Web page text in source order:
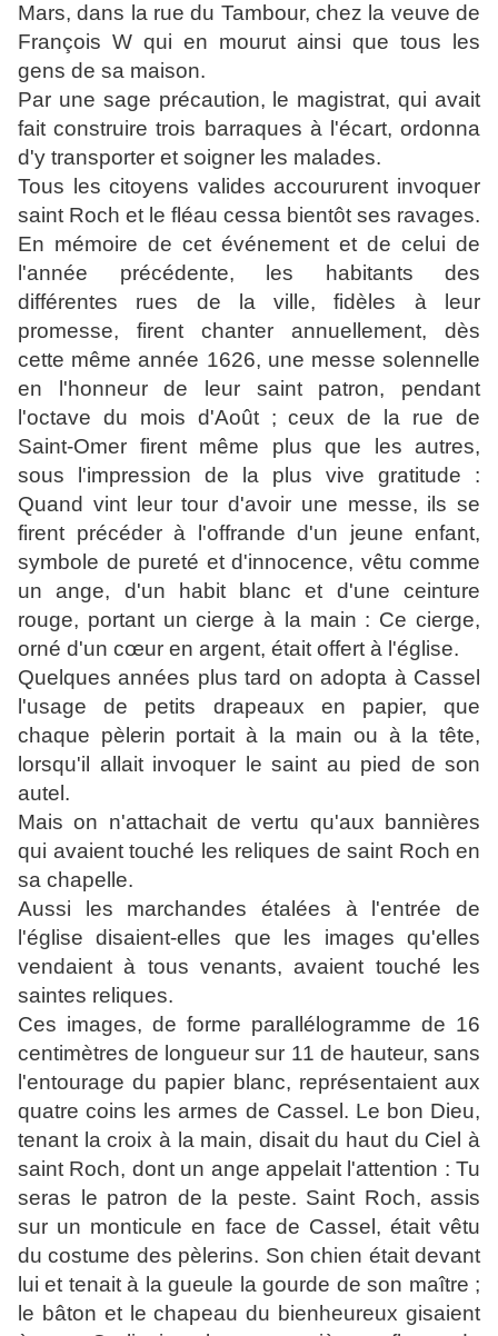
Mars, dans la rue du Tambour, chez la veuve de
François W qui en mourut ainsi que tous les
gens de sa maison.
Par une sage précaution, le magistrat, qui avait
fait construire trois barraques à l'écart, ordonna
d'y transporter et soigner les malades.
Tous les citoyens valides accoururent invoquer
saint Roch et le fléau cessa bientôt ses ravages.
En mémoire de cet événement et de celui de
l'année précédente, les habitants des
différentes rues de la ville, fidèles à leur
promesse, firent chanter annuellement, dès
cette même année 1626, une messe solennelle
en l'honneur de leur saint patron, pendant
l'octave du mois d'Août ; ceux de la rue de
Saint-Omer firent même plus que les autres,
sous l'impression de la plus vive gratitude :
Quand vint leur tour d'avoir une messe, ils se
firent précéder à l'offrande d'un jeune enfant,
symbole de pureté et d'innocence, vêtu comme
un ange, d'un habit blanc et d'une ceinture
rouge, portant un cierge à la main : Ce cierge,
orné d'un cœur en argent, était offert à l'église.
Quelques années plus tard on adopta à Cassel
l'usage de petits drapeaux en papier, que
chaque pèlerin portait à la main ou à la tête,
lorsqu'il allait invoquer le saint au pied de son
autel.
Mais on n'attachait de vertu qu'aux bannières
qui avaient touché les reliques de saint Roch en
sa chapelle.
Aussi les marchandes étalées à l'entrée de
l'église disaient-elles que les images qu'elles
vendaient à tous venants, avaient touché les
saintes reliques.
Ces images, de forme parallélogramme de 16
centimètres de longueur sur 11 de hauteur, sans
l'entourage du papier blanc, représentaient aux
quatre coins les armes de Cassel. Le bon Dieu,
tenant la croix à la main, disait du haut du Ciel à
saint Roch, dont un ange appelait l'attention : Tu
seras le patron de la peste. Saint Roch, assis
sur un monticule en face de Cassel, était vêtu
du costume des pèlerins. Son chien était devant
lui et tenait à la gueule la gourde de son maître ;
le bâton et le chapeau du bienheureux gisaient